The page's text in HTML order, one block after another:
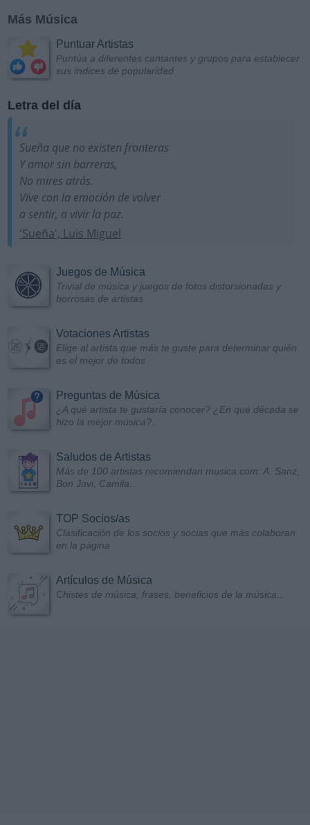
Más Música
Puntuar Artistas
Puntúa a diferentes cantantes y grupos para establecer
sus índices de popularidad
Letra del día
Sueña que no existen fronteras
Y amor sin barreras,
No mires atrás.
Vive con la emoción de volver
a sentir, a vivir la paz.
'Sueña', Luis Miguel
Juegos de Música
Trivial de música y juegos de fotos distorsionadas y
borrosas de artistas
Votaciones Artistas
Elige al artista que más te guste para determinar quién
es el mejor de todos
Preguntas de Música
¿A qué artista te gustaría conocer? ¿En qué década se
hizo la mejor música?...
Saludos de Artistas
Más de 100 artistas recomiendan musica.com: A. Sanz,
Bon Jovi, Camila...
TOP Socios/as
Clasificación de los socios y socias que más colaboran
en la página
Artículos de Música
Chistes de música, frases, beneficios de la música...